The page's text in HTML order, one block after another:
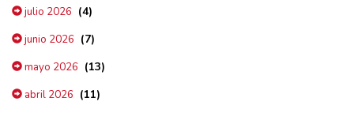
julio 2026 (4)
junio 2026 (7)
mayo 2026 (13)
abril 2026 (11)